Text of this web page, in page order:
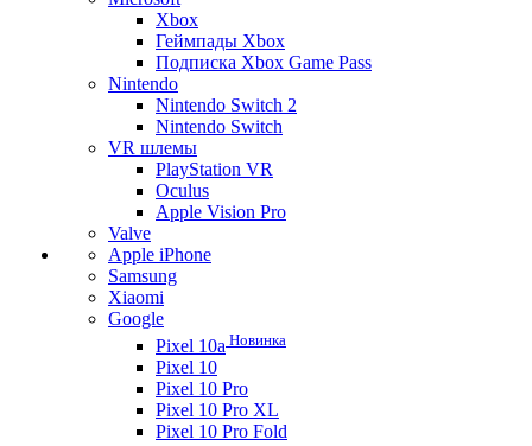
Xbox
Геймпады Xbox
Подписка Xbox Game Pass
Nintendo
Nintendo Switch 2
Nintendo Switch
VR шлемы
PlayStation VR
Oculus
Apple Vision Pro
Valve
Apple iPhone
Samsung
Xiaomi
Google
Pixel 10a Новинка
Pixel 10
Pixel 10 Pro
Pixel 10 Pro XL
Pixel 10 Pro Fold